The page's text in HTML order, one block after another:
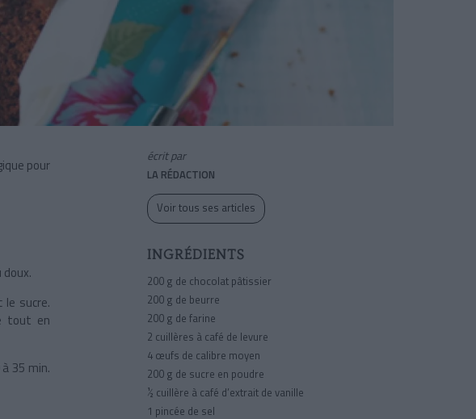
pour
sucre.
tout en
35 min.
écrit par
LA RÉDACTION
Voir tous ses articles
INGRÉDIENTS
200 g de chocolat pâtissier
200 g de beurre
200 g de farine
2 cuillères à café de levure
4 œufs de calibre moyen
200 g de sucre en poudre
½ cuillère à café d’extrait de vanille
1 pincée de sel